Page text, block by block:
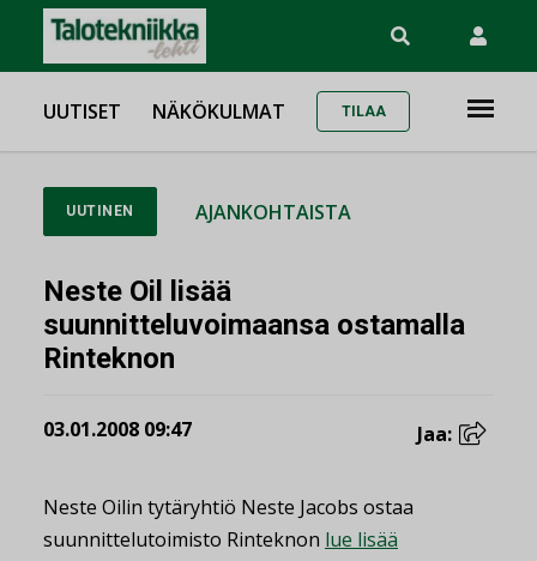
UUTISET NÄKÖKULMAT TILAA
UUTINEN AJANKOHTAISTA
Neste Oil lisää
suunnitteluvoimaansa ostamalla
Rinteknon
03.01.2008 09:47 Jaa:
Neste Oilin tytäryhtiö Neste Jacobs ostaa
suunnittelutoimisto Rinteknon lue lisää